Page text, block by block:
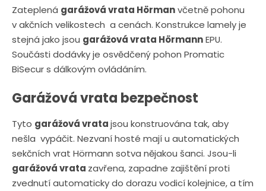
č
e
t
č
e
t
Zateplená garážová vrata Hörmanvčetně pohonu
v akčních velikostech a cenách. Konstrukce lamely je
stejná jako jsou garážová vrata HörmannEPU.
Součásti dodávky je osvědčený pohon Promatic
BiSecur s dálkovým ovládáním.
Garážová vrata bezpečnost
Tyto garážová vratajsou konstruována tak, aby
nešla vypáčit. Nezvaní hosté mají u automatických
sekčních vrat Hörmann sotva nějakou šanci. Jsou-li
garážová vrata zavřena, zapadne zajištění proti
zvednutí automaticky do dorazu vodicí kolejnice, a tím